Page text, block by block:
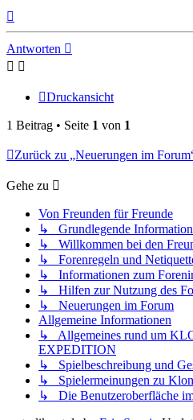
Antworten
Druckansicht
1 Beitrag • Seite 1 von 1
Zurück zu „Neuerungen im
Gehe zu
Von Freunden für Freunde
↳ Grundlegende
↳ Willkommen bei den
↳ Forenregeln und
↳ Informationen zum
↳ Hilfen zur Nutzung des
↳ Neuerungen im Forum
Allgemeine Informationen
↳ Allgemeines rund um
EXPEDITION
↳ Spielbeschreibung und
↳ Spielermeinungen zu
↳ Die Benutzeroberfläche